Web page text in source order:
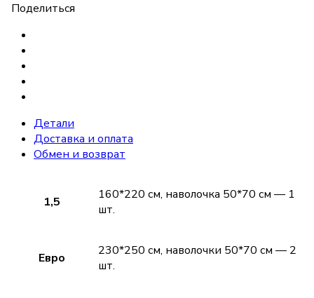
Поделиться
Детали
Доставка и оплата
Обмен и возврат
1,5
160*220 см, наволочка 50*70 см — 1
шт.
Евро
230*250 см, наволочки 50*70 см — 2
шт.